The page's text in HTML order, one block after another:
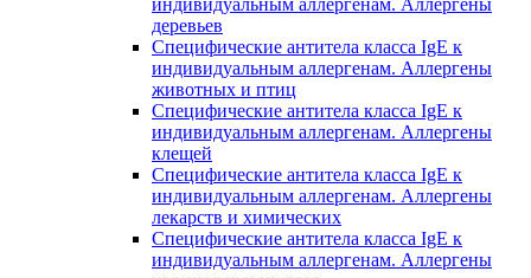
индивидуальным аллергенам. Аллергены
деревьев
Специфические антитела класса IgE к
индивидуальным аллергенам. Аллергены
животных и птиц
Специфические антитела класса IgE к
индивидуальным аллергенам. Аллергены
клещей
Специфические антитела класса IgE к
индивидуальным аллергенам. Аллергены
лекарств и химических
Специфические антитела класса IgE к
индивидуальным аллергенам. Аллергены